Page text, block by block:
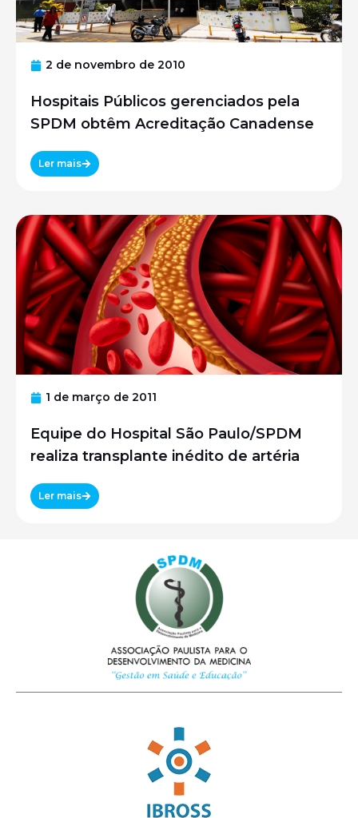
2 de novembro de 2010
Hospitais Públicos gerenciados pela
SPDM obtêm Acreditação Canadense
Ler mais
1 de março de 2011
Equipe do Hospital São Paulo/SPDM
realiza transplante inédito de artéria
Ler mais